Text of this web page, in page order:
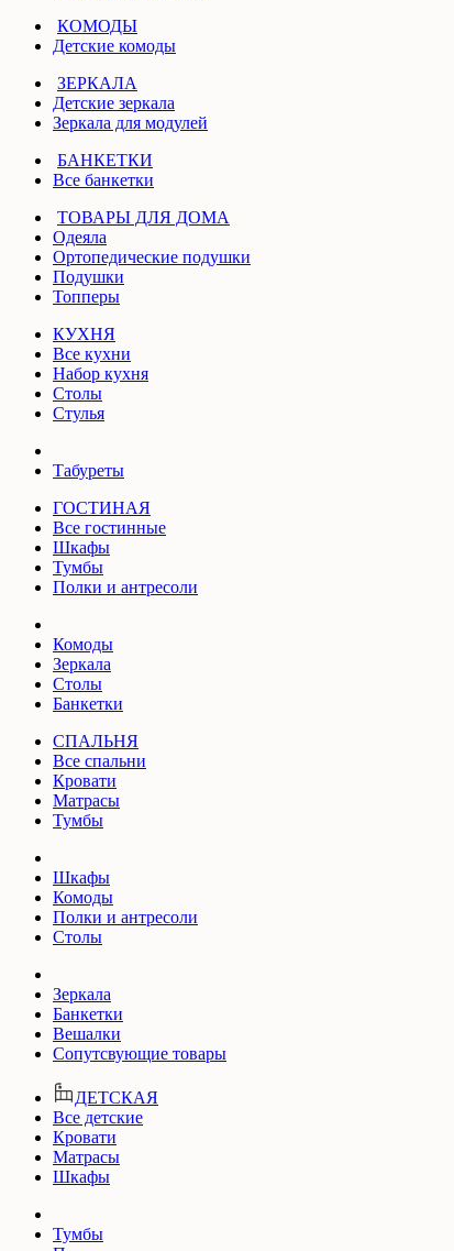
КОМОДЫ
Детские комоды
ЗЕРКАЛА
Детские зеркала
Зеркала для модулей
БАНКЕТКИ
Все банкетки
ТОВАРЫ ДЛЯ ДОМА
Одеяла
Ортопедические подушки
Подушки
Топперы
КУХНЯ
Все кухни
Набор кухня
Столы
Стулья
Табуреты
ГОСТИНАЯ
Все гостинные
Шкафы
Тумбы
Полки и антресоли
Комоды
Зеркала
Столы
Банкетки
СПАЛЬНЯ
Все спальни
Кровати
Матрасы
Тумбы
Шкафы
Комоды
Полки и антресоли
Столы
Зеркала
Банкетки
Вешалки
Сопутсвующие товары
ДЕТСКАЯ
Все детские
Кровати
Матрасы
Шкафы
Тумбы